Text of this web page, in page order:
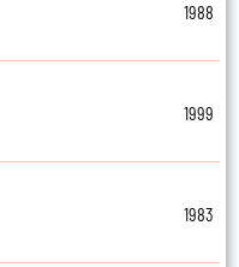
1988
1999
1983